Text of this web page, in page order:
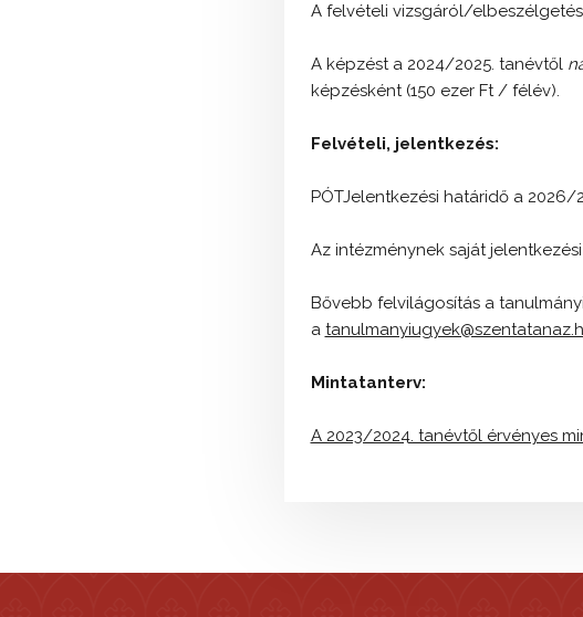
A felvételi vizsgáról/
A képzést a 2024/2025. tanévtől
képzésként (150 ezer Ft / félév).
Felvételi, jelentkezés:
PÓTJelentkezési határidő a 2026/
Az intézménynek saját
Bővebb felvilágosítás a
a
Mintatanterv:
A 2023/2024. tanévtől érvényes